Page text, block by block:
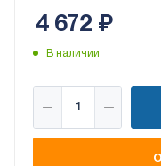
4 672 ₽
В наличии